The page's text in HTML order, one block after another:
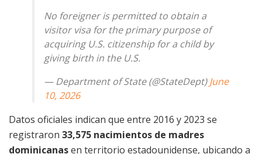
No foreigner is permitted to obtain a
visitor visa for the primary purpose of
acquiring U.S. citizenship for a child by
giving birth in the U.S.
— Department of State (@StateDept)June
10, 2026
Datos oficiales indican que entre 2016 y 2023 se
registraron 33,575 nacimientos de madres
dominicanasen territorio estadounidense, ubicando a